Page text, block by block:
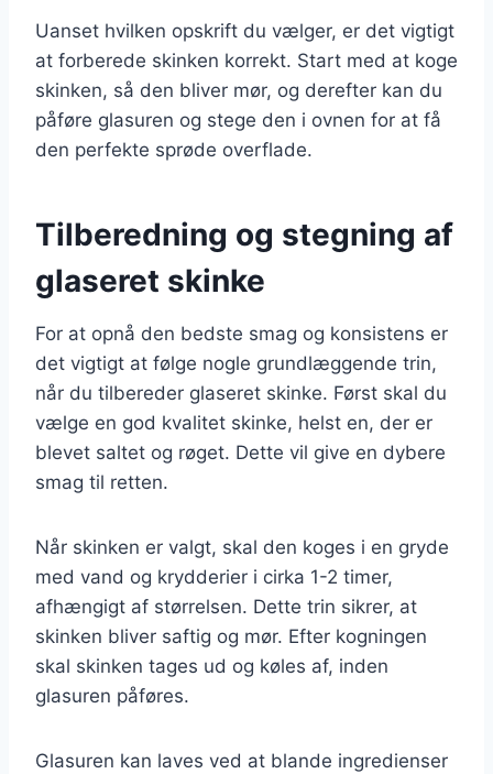
Uanset hvilken opskrift du vælger, er det vigtigt
at forberede skinken korrekt. Start med at koge
skinken, så den bliver mør, og derefter kan du
påføre glasuren og stege den i ovnen for at få
den perfekte sprøde overflade.
Tilberedning og stegning af
glaseret skinke
For at opnå den bedste smag og konsistens er
det vigtigt at følge nogle grundlæggende trin,
når du tilbereder glaseret skinke. Først skal du
vælge en god kvalitet skinke, helst en, der er
blevet saltet og røget. Dette vil give en dybere
smag til retten.
Når skinken er valgt, skal den koges i en gryde
med vand og krydderier i cirka 1-2 timer,
afhængigt af størrelsen. Dette trin sikrer, at
skinken bliver saftig og mør. Efter kogningen
skal skinken tages ud og køles af, inden
glasuren påføres.
Glasuren kan laves ved at blande ingredienser